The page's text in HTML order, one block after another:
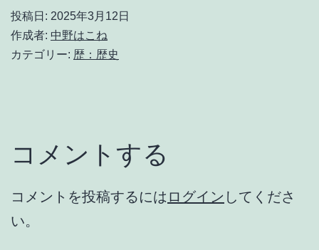
投稿日: 2025年3月12日
作成者: 中野はこね
カテゴリー: 歴：歴史
コメントする
コメントを投稿するには ログイン してくださ
い。